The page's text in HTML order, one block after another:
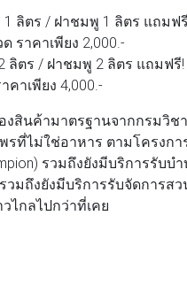
1 ลิตร / ฝาชมพู 1 ลิตร แถมฟ
ราคาเพียง 2,000.-
ลิตร / ฝาชมพู 2 ลิตร แถมฟรี
าเพียง 4,000.-
งสินค้ามาตรฐานจากกรมวิช
รที่ไม่ใช่อาหาร ตามโครงกา
รวมถึงยังมีบริการรับบ
มถึงยังมีบริการรับจัดการสว
ไกลไปกว่าที่เคย